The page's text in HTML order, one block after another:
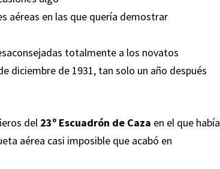
aéreas en las que quería demostrar
totalmente a los novatos
diciembre de 1931, tan solo un año después
del 23º Escuadrón de Caza en el que había
aérea casi imposible que acabó en